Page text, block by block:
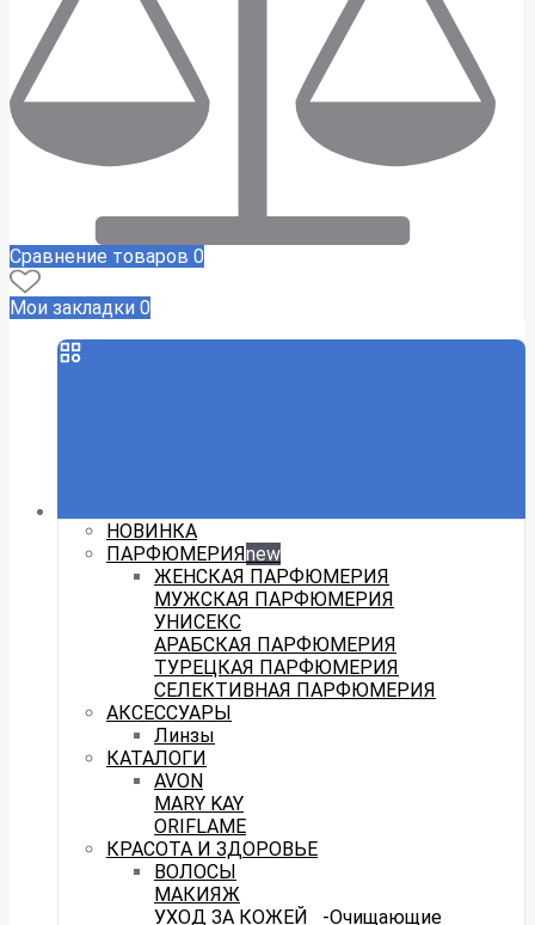
Сравнение товаров 0
Мои закладки 0
НОВИНКА
ПАРФЮМЕРИЯnew
ЖЕНСКАЯ ПАРФЮМЕРИЯ
МУЖСКАЯ ПАРФЮМЕРИЯ
УНИСЕКС
АРАБСКАЯ ПАРФЮМЕРИЯ
ТУРЕЦКАЯ ПАРФЮМЕРИЯ
СЕЛЕКТИВНАЯ ПАРФЮМЕРИЯ
АКСЕССУАРЫ
Линзы
КАТАЛОГИ
AVON
MARY KAY
ORIFLAME
КРАСОТА И ЗДОРОВЬЕ
ВОЛОСЫ
МАКИЯЖ
УХОД ЗА КОЖЕЙ
-Очищающие